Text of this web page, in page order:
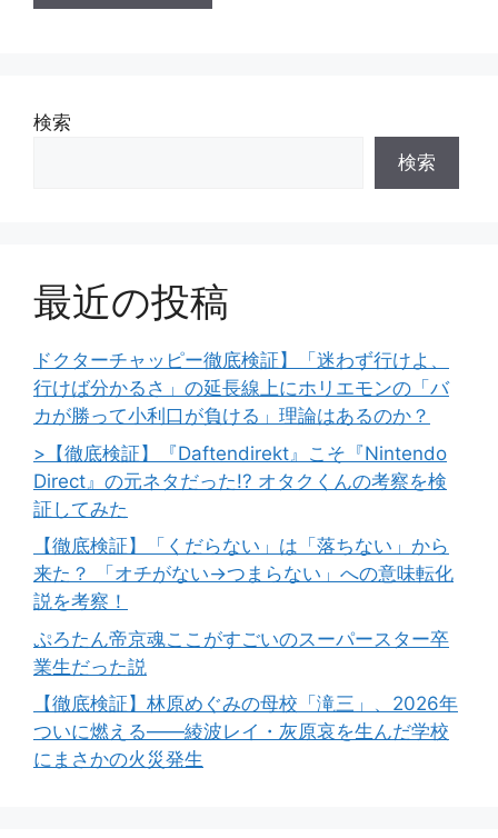
検索
検索
最近の投稿
ドクターチャッピー徹底検証】「迷わず行けよ、
行けば分かるさ」の延長線上にホリエモンの「バ
カが勝って小利口が負ける」理論はあるのか？
>【徹底検証】『Daftendirekt』こそ『Nintendo
Direct』の元ネタだった!? オタクくんの考察を検
証してみた
【徹底検証】「くだらない」は「落ちない」から
来た？ 「オチがない→つまらない」への意味転化
説を考察！
ぷろたん帝京魂ここがすごいのスーパースター卒
業生だった説
【徹底検証】林原めぐみの母校「滝三」、2026年
ついに燃える――綾波レイ・灰原哀を生んだ学校
にまさかの火災発生